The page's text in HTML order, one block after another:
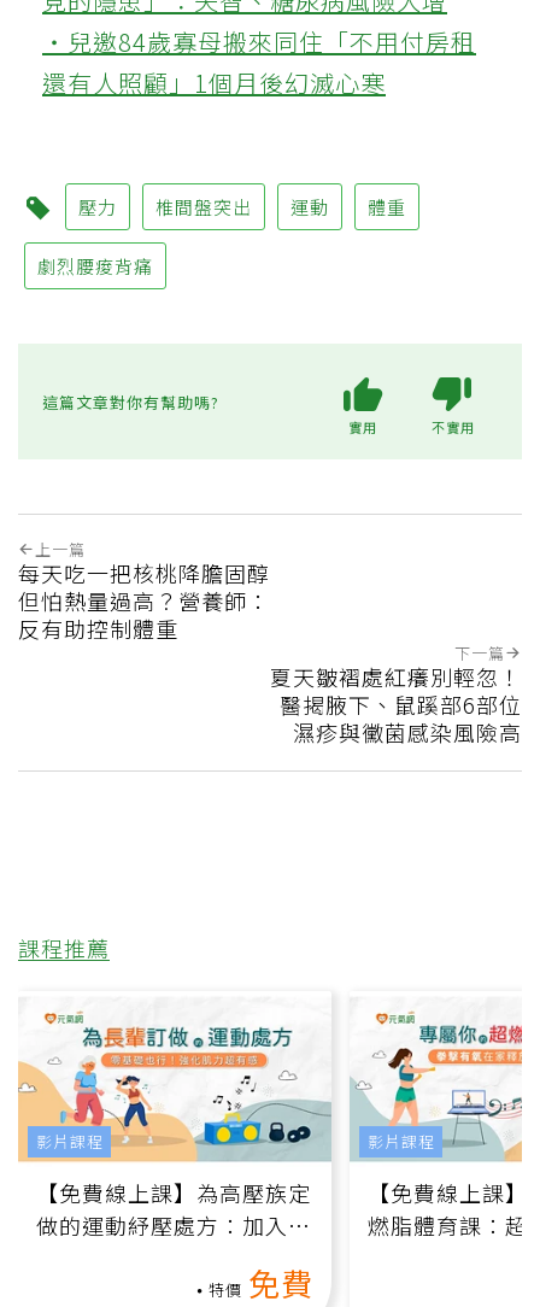
‧兒邀84歲寡母搬來同住「不用付房租
還有人照顧」1個月後幻滅心寒
壓力 椎間盤突出 運動 體重
劇烈腰痠背痛
這篇文章對你有幫助嗎?
實用 不實用
上一篇
每天吃一把核桃降膽固醇
但怕熱量過高？營養師：
反有助控制體重
下一篇
夏天皺褶處紅癢別輕忽！
醫揭腋下、鼠蹊部6部位
濕疹與黴菌感染風險高
課程推薦
【免費線上課】為高壓族定
做的運動紓壓處方：加入行
特價 免費
影片課程
【免費線上課
燃脂體育課：超
影片課程